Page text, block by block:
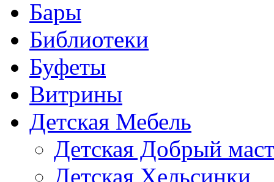
Бары
Библиотеки
Буфеты
Витрины
Детская Мебель
Детская Добрый
Детская Хельсинки